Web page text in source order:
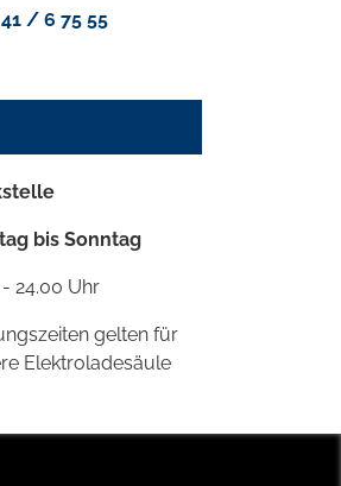
/ 6 75 55
bis Sonntag
24.00 Uhr
gelten für
Elektroladesäule